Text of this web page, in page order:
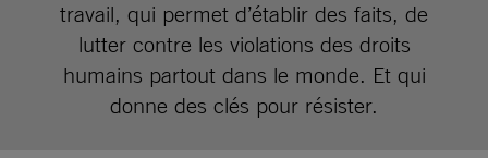
travail, qui permet d’établir des faits, de
lutter contre les violations des droits
humains partout dans le monde. Et qui
donne des clés pour résister.